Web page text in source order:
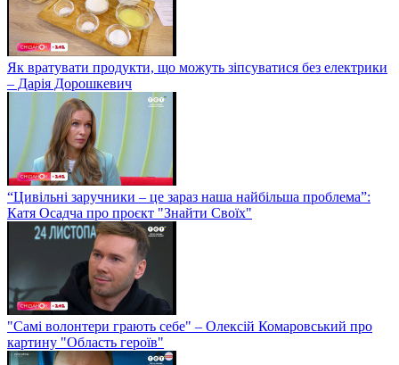
Як вратувати продукти, що можуть зіпсуватися без електрики
– Дарія Дорошкевич
“Цивільні заручники – це зараз наша найбільша проблема”:
Катя Осадча про проєкт "Знайти Своїх"
"Самі волонтери грають себе" – Олексій Комаровський про
картину "Область героїв"